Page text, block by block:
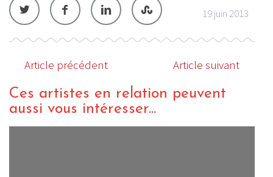
19 juin 2013
Article précédent Article suivant
Ces artistes en relation peuvent
aussi vous intéresser...